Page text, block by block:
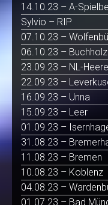
14.10.23 – A-
Sylvio – RIP
07.10.23 –
06.10.23 – Buchholz
23.09.23 – NL-
22.09.23 –
16.09.23 – Unna
15.09.23 – Leer
01.09.23 –
31.08.23 –
11.08.23 – Bremen
10.08.23 – Koblenz
04.08.23 –
01.07.23 – Bad